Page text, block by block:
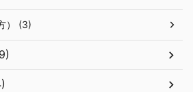
） (3)